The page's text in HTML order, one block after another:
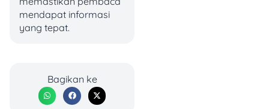
Surat keterangan
kehilangan BPKB dari
kepolisian
2 lembar)
Surat keterangan
dari bank (bisa dari
mendapat informasi
yang tepat.
Bagikan ke